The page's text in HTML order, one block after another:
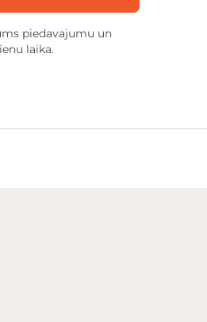
piedavajumu un
laika.